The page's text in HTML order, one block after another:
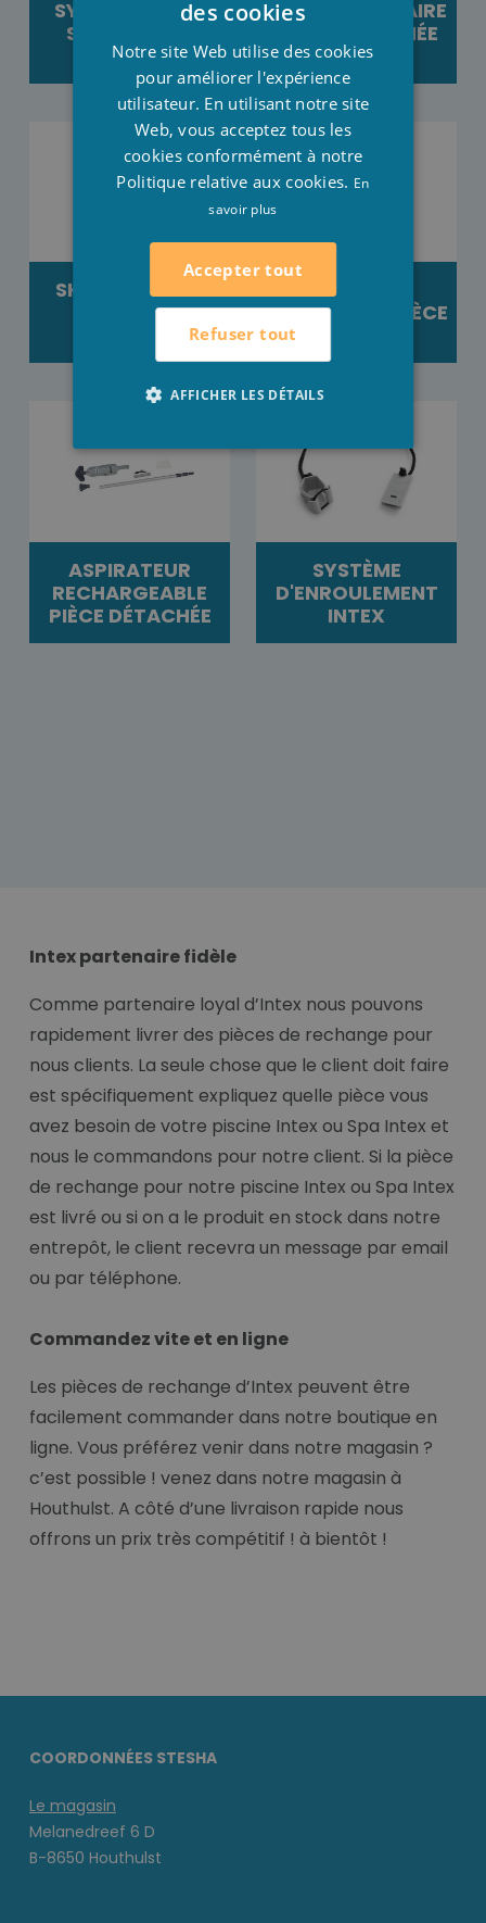
SYSTÈME D'EAU
SALLÉE PIÈCE
DÉTACHÉE
PANNEAU SOLAIRE
PIÈCE DÉTACHÉE
SKIMMER PIÈCE
DÉTACHÉE
CHARIOT
ASPIRATEUR PIÈCE
ASPIRATEUR
RECHARGEABLE
PIÈCE DÉTACHÉE
SYSTÈME
D'ENROULEMENT
INTEX
Intex partenaire fidèle
Comme partenaire loyal d’Intex nous pouvons
rapidement livrer des pièces de rechange pour
nous clients. La seule chose que le client doit faire
est spécifiquement expliquez quelle pièce vous
avez besoin de votre piscine Intex ou Spa Intex et
nous le commandons pour notre client. Si la pièce
de rechange pour notre piscine Intex ou Spa Intex
est livré ou si on a le produit en stock dans notre
entrepôt, le client recevra un message par email
ou par téléphone.
Commandez vite et en ligne
Les pièces de rechange d’Intex peuvent être
facilement commander dans notre boutique en
ligne. Vous préférez venir dans notre magasin ?
c’est possible ! venez dans notre magasin à
Houthulst. A côté d’une livraison rapide nous
offrons un prix très compétitif ! à bientôt !
COORDONNÉES STESHA
Le magasin
Melanedreef 6 D
B-8650 Houthulst
ENGLISH
des cookies
Notre site Web utilise des cookies
pour améliorer l'expérience
utilisateur. En utilisant notre site
Web, vous acceptez tous les
cookies conformément à notre
Politique relative aux cookies. En
savoir plus
Accepter tout
Refuser tout
AFFICHER LES DÉTAILS